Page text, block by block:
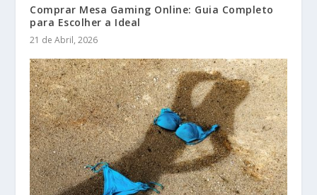
Comprar Mesa Gaming Online: Guia Completo
para Escolher a Ideal
21 de Abril, 2026